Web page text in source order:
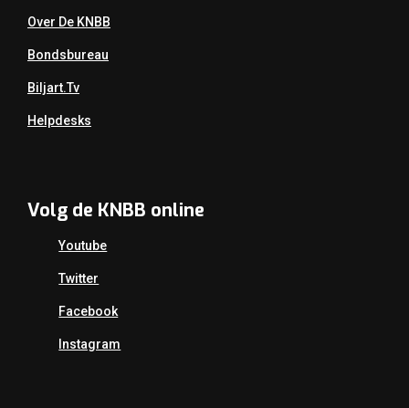
Over De KNBB
Bondsbureau
Biljart.tv
Helpdesks
Volg de KNBB online
Youtube
Twitter
Facebook
Instagram